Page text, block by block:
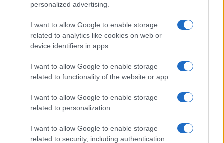
personalized advertising.
I want to allow Google to enable storage
related to analytics like cookies on web or
device identifiers in apps.
I want to allow Google to enable storage
related to functionality of the website or app.
I want to allow Google to enable storage
related to personalization.
I want to allow Google to enable storage
related to security, including authentication
sull’evento nerd di Perugia
Andrea Conforti · 6 Ago 2026
NERD NEWS